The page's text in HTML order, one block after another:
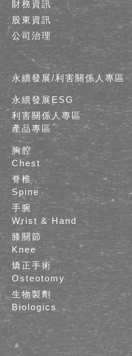
財務資訊
股東資訊
公司治理
永續發展/利害關係人專區
永續發展ESG
利害關係人專區
產品專區
胸腔
Chest
脊椎
Spine
手腕
Wrist & Hand
膝關節
Knee
矯正手術
Osteotomy
生物製劑
Biologics